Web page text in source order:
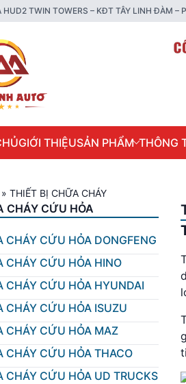
HUD2 TWIN TOWERS – KĐT TÂY LINH ĐÀM –
GIỚI THIỆUSẢN PHẨM THÔNG
» THIẾT BỊ CHỮA CHÁY
CHÁY CỨU HỎA
CHÁY CỨU HỎA DONGFENG
CHÁY CỨU HỎA HINO
CHÁY CỨU HỎA HYUNDAI
CHÁY CỨU HỎA ISUZU
CHÁY CỨU HỎA MAZ
CHÁY CỨU HỎA THACO
CHÁY CỨU HỎA UD TRUCKS